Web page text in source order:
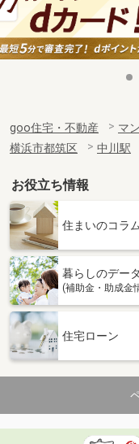
goo住宅・不動産 マ
横浜市都筑区
中川駅
お役立ち情報
住まいのコラム
暮らしのデータ
(補助金・助成金
住宅ローン